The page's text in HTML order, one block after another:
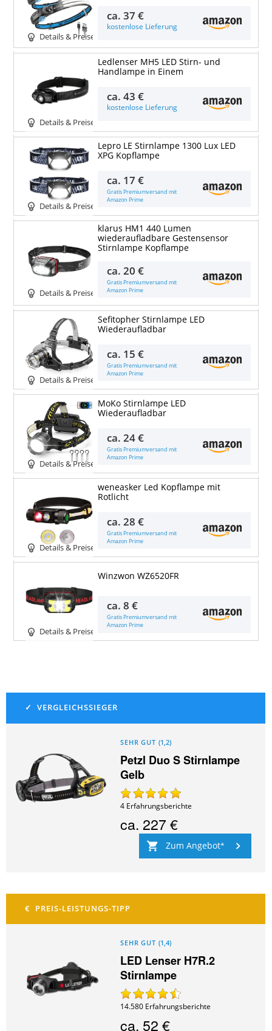
Details & Preise
ca.37 €
kostenlose Lieferung
Details & Preise
Ledlenser MH5 LED Stirn- und
Handlampe in Einem
ca.43 €
kostenlose Lieferung
Details & Preise
Lepro LE Stirnlampe 1300 Lux LED
XPG Kopflampe
ca. 17 €
Gratis Premiumversand mit
Amazon Prime
Details & Preise
klarus HM1 440 Lumen
wiederaufladbare Gestensensor
Stirnlampe Kopflampe
ca.20 €
Gratis Premiumversand mit
Amazon Prime
Details & Preise
Sefitopher Stirnlampe LED
Wiederaufladbar
ca. 15 €
Gratis Premiumversand mit
Amazon Prime
Details & Preise
MoKo Stirnlampe LED
Wiederaufladbar
ca.24 €
Gratis Premiumversand mit
Amazon Prime
Details & Preise
weneasker Led Kopflampe mit
Rotlicht
ca.28 €
Gratis Premiumversand mit
Amazon Prime
Details & Preise
Winzwon WZ6520FR
ca.8 €
Gratis Premiumversand mit
Amazon Prime
SEHR GUT (1,2)
Petzl Duo S Stirnlampe
Gelb
4 Erfahrungsberichte
ca.227 €
Zum Angebot
SEHR GUT (1,4)
LED Lenser H7R.2
Stirnlampe
14.580 Erfahrungsberichte
ca. 52 €